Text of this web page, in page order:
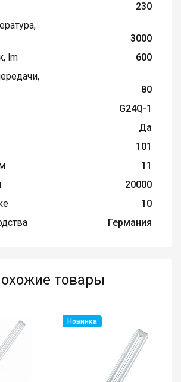
230
3000
lm
600
80
G24Q-1
Да
101
11
20000
10
Германия
товары
Новинка